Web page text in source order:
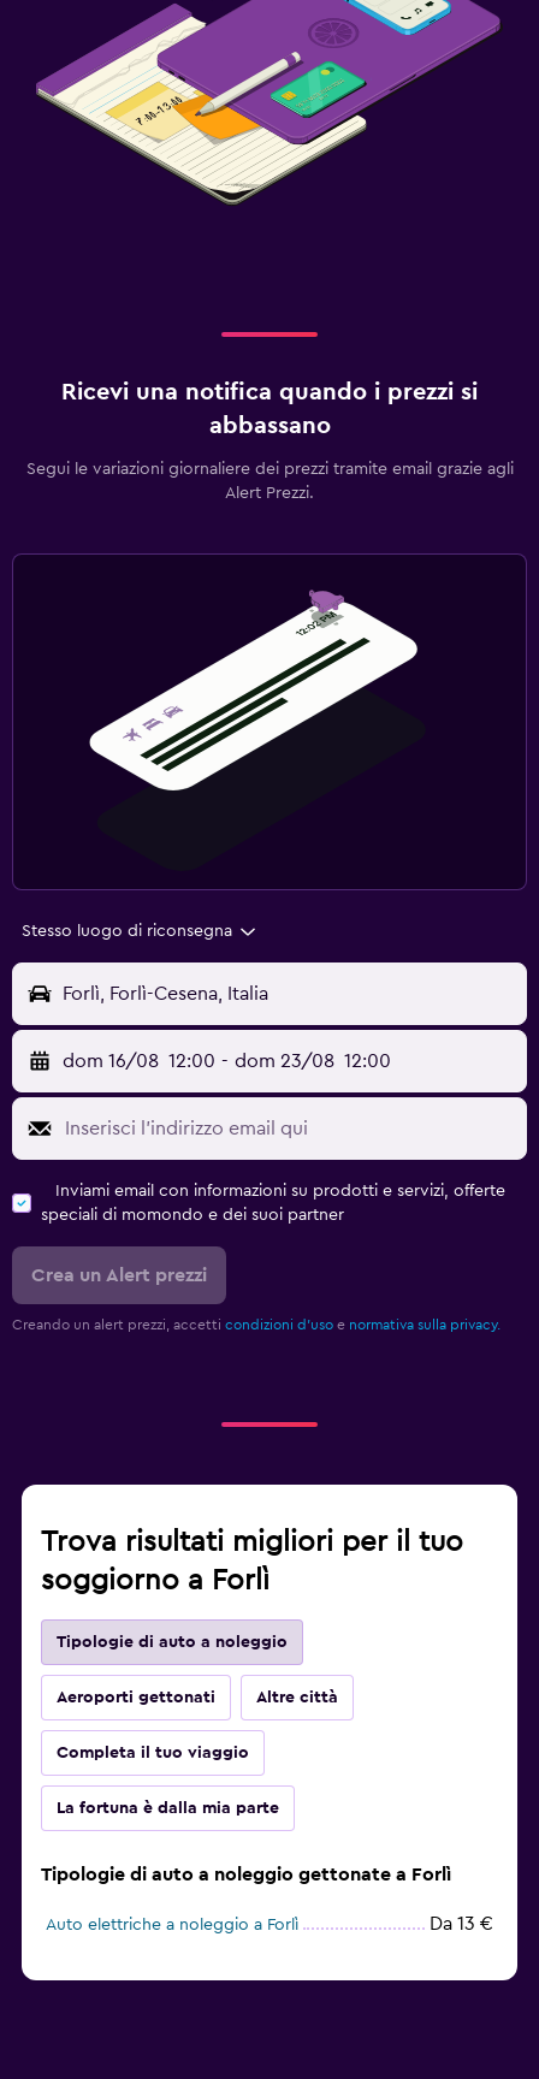
Ricevi una notifica quando i prezzi si
abbassano
Segui le variazioni giornaliere dei prezzi tramite email grazie agli
Alert Prezzi.
Stesso luogo di riconsegna
Forlì, Forlì-Cesena, Italia
dom 16/08 12:00 - dom 23/08 12:00
Inviami email con informazioni su prodotti e servizi, offerte
speciali di momondo e dei suoi partner
Crea un Alert prezzi
Creando un alert prezzi, accetti condizioni d'uso e normativa sulla privacy.
Trova risultati migliori per il tuo
soggiorno a Forlì
Tipologie di auto a noleggio
Aeroporti gettonati Altre città
Completa il tuo viaggio
La fortuna è dalla mia parte
Tipologie di auto a noleggio gettonate a Forlì
Auto elettriche a noleggio a Forlì Da 13 €